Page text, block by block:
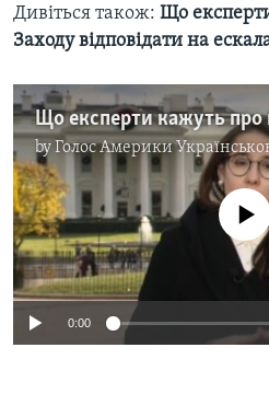
Дивіться також: Що
Заходу відповідати на
byГолос Америки
No media source
0:00